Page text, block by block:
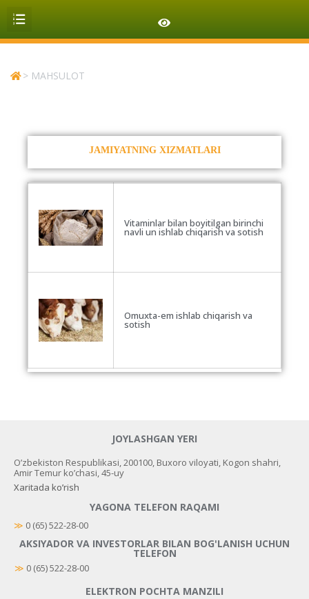
> MAHSULOT
JAMIYATNING XIZMATLARI
Vitaminlar bilan boyitilgan birinchi
navli un ishlab chiqarish va sotish
Omuxta-em ishlab chiqarish va
sotish
JOYLASHGAN YERI
O’zbekiston Respublikasi, 200100, Buxoro viloyati, Kogon shahri,
Amir Temur ko’chasi, 45-uy
Xaritada ko’rish
YAGONA TELEFON RAQAMI
≫ 0 (65) 522-28-00
AKSIYADOR VA INVESTORLAR BILAN BOG'LANISH UCHUN
TELEFON
≫ 0 (65) 522-28-00
ELEKTRON POCHTA MANZILI